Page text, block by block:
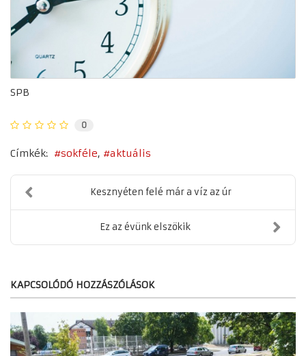
SPB
0
Címkék: sokféle aktuális
Kesznyéten felé már a víz az úr
Ez az évünk elszökik
KAPCSOLÓDÓ HOZZÁSZÓLÁSOK